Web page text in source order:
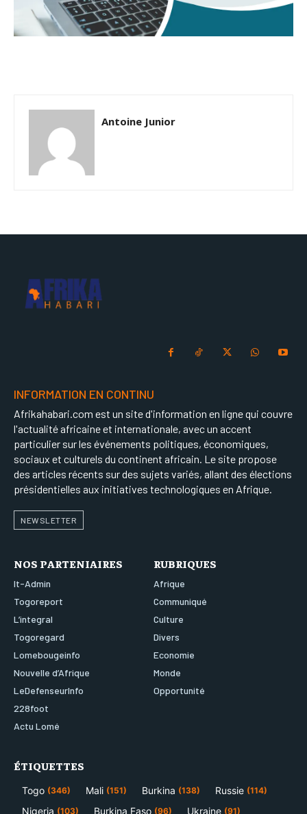
Antoine Junior
INFORMATION EN CONTINU
Afrikahabari.com est un site d'information en ligne qui couvre
l'actualité africaine et internationale, avec un accent
particulier sur les événements politiques, économiques,
sociaux et culturels du continent africain. Le site propose
des articles récents sur des sujets variés, allant des élections
présidentielles aux initiatives technologiques en Afrique.
NEWSLETTER
NOS PARTENIAIRES
It-Admin
Togoreport
L’integral
Togoregard
Lomebougeinfo
Nouvelle d’Afrique
LeDefenseurInfo
228foot
Actu Lomé
RUBRIQUES
Afrique
Communiqué
Culture
Divers
Economie
Monde
Opportunité
ÉTIQUETTES
Togo (346) Mali (151) Burkina (138) Russie (114)
Nigeria (103) Burkina Faso (96) Ukraine (91)